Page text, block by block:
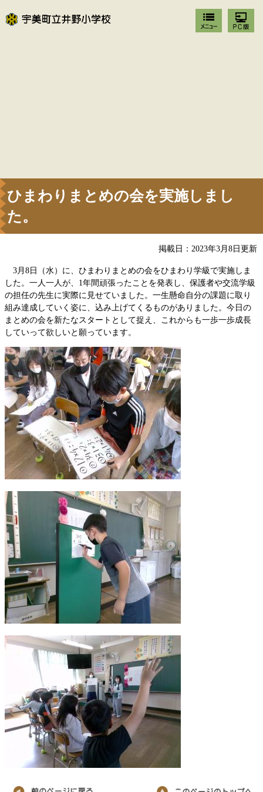
ひまわりまとめの会を実施しまし
た。
掲載日：2023年3月8日更新
3月8日（水）に、ひまわりまとめの会をひまわり学級で実施しま
した。一人一人が、1年間頑張ったことを発表し、保護者や交流学級
の担任の先生に実際に見せていました。一生懸命自分の課題に取り
組み達成していく姿に、込み上げてくるものがありました。今日の
まとめの会を新たなスタートとして捉え、これからも一歩一歩成長
していって欲しいと願っています。